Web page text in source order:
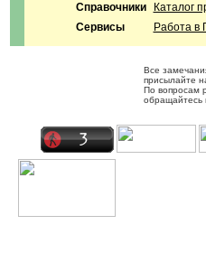
Справочники
Каталог
Сервисы
Работа в
Все
присылайте
По вопросам
обращайтесь